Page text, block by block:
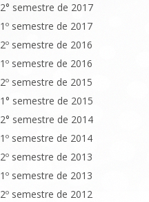
2° semestre de 2017
1º semestre de 2017
2º semestre de 2016
1º semestre de 2016
2º semestre de 2015
1° semestre de 2015
2° semestre de 2014
1º semestre de 2014
2º semestre de 2013
1º semestre de 2013
2º semestre de 2012